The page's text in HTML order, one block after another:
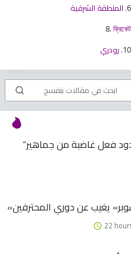
6. المنطقة الشرقية
8.ক্রিকেট
10. رودري
“ريال مدريد أكبر منك”.. ردود فعل غاضبة من جماهير
يغيب عن دوري المحترفين
22